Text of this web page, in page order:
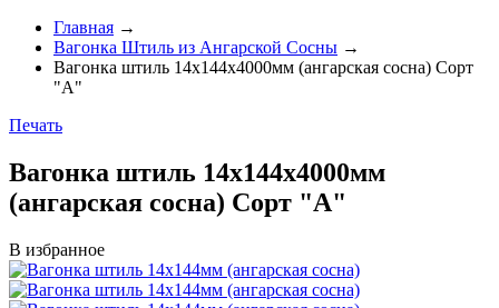
Главная →
Вагонка Штиль из Ангарской Сосны →
Вагонка штиль 14х144х4000мм (ангарская сосна) Сорт
"A"
Печать
Вагонка штиль 14х144х4000мм
(ангарская сосна) Сорт "A"
В избранное